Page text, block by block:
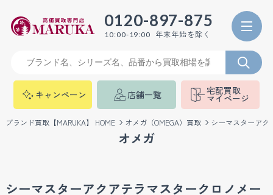
0120-897-875
10:00-19:00 年末年始を除く
キャンペーン 店舗一覧 宅配買取
マイページ
ブランド買取【MARUKA】 HOME オメガ（OMEGA）買取 シーマスターアク
オメガ
シーマスターアクアテラマスタークロノメー